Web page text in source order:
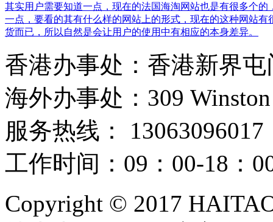
其实用户需要知道一点，现在的法国海淘网站也是有很多个
一点，要看的其有什么样的网站上的形式，现在的这种网站
货而已，所以自然是会让用户的使用中有相应的本身差异。
香港办事处：香港新界
海外办事处：309
服务热线： 13063096017
工作时间：09：00-18：
Copyright © 2017